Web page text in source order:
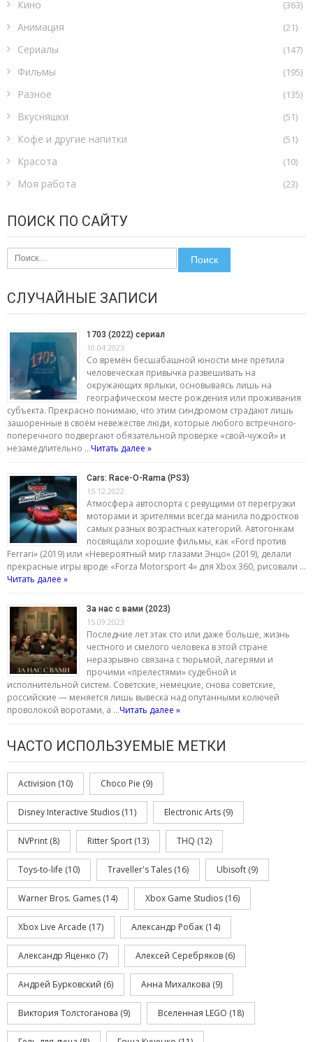
Кино (363)
Анимация (21)
Сериалы (147)
Фильмы (195)
Разное (135)
Вкусняшки (51)
Кофе и другие напитки (51)
Красота (10)
Моя работа (23)
ПОИСК ПО САЙТУ
Найти:
СЛУЧАЙНЫЕ ЗАПИСИ
1703 (2022) сериал
10.04.2023
Со времён бесшабашной юности мне претила
человеческая привычка развешивать на
окружающих ярлыки, основываясь лишь на
географическом месте рождения или проживания
субъекта. Прекрасно понимаю, что этим синдромом страдают лишь
зашоренные в своём невежестве люди, которые любого встречного-
поперечного подвергают обязательной проверке «свой-чужой» и
незамедлительно …Читать далее »
Cars: Race-O-Rama (PS3)
15.12.2022
Атмосфера автоспорта с ревущими от перегрузки
моторами и зрителями всегда манила подростков
самых разных возрастных категорий. Автогонкам
посвящали хорошие фильмы, как «Ford против
Ferrari» (2019) или «Невероятный мир глазами Энцо» (2019), делали
прекрасные игры вроде «Forza Motorsport 4» для Xbox 360, рисовали …
Читать далее »
За нас с вами (2023)
15.09.2023
Последние лет этак сто или даже больше, жизнь
честного и смелого человека в этой стране
неразрывно связана с тюрьмой, лагерями и
прочими «прелестями» судебной и
исполнительной систем. Советские, немецкие, снова советские,
российские — меняется лишь вывеска над опутанными колючей
проволокой воротами, а …Читать далее »
ЧАСТО ИСПОЛЬЗУЕМЫЕ МЕТКИ
Activision (10) Choco Pie (9)
Disney Interactive Studios (11) Electronic Arts (9)
NVPrint (8) Ritter Sport (13) THQ (12)
Toys-to-life (10) Traveller's Tales (16) Ubisoft (9)
Warner Bros. Games (14) Xbox Game Studios (16)
Xbox Live Arcade (17) Александр Робак (14)
Александр Яценко (7) Алексей Серебряков (6)
Андрей Бурковский (6) Анна Михалкова (9)
Виктория Толстоганова (9) Вселенная LEGO (18)